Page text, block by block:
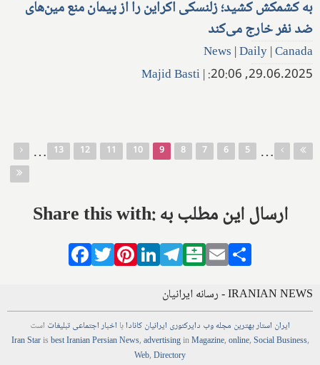
به کشمکش کشید؛ زلنسکی اکراین را از پیمان منع مین‌های
ضد نفر خارج می‌کند
News |Daily|Canada
29.06.2025, 20:06:
|
Majid Basti
…
5
6
7
8
9
10
11
12
13
…
Share this with: ارسال این مطلب به
Facebook
TwitterPinterestLinkedIn
Telegram
Balatarin
Email
IRANIAN NEWS - رسانه ایرانیان
ایران استاربهترین مجلهوب دایرکتوری ایرانیان کانادابا اخباراجتماعیتبلیغات است
Iran Starisbest Iranian PersianNews,advertisinginMagazine,online,Social Business,
Web,Directory